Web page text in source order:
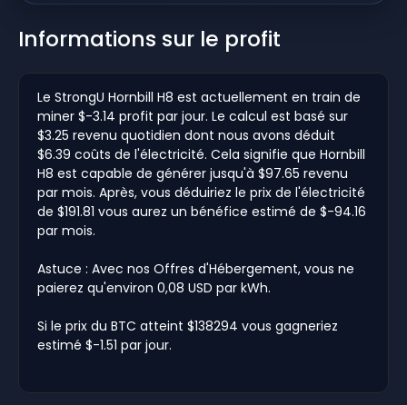
Informations sur le profit
Le StrongU Hornbill H8 est actuellement en train de
miner $-3.14 profit par jour. Le calcul est basé sur
$3.25 revenu quotidien dont nous avons déduit
$6.39 coûts de l'électricité. Cela signifie que Hornbill
H8 est capable de générer jusqu'à $97.65 revenu
par mois. Après, vous déduiriez le prix de l'électricité
de $191.81 vous aurez un bénéfice estimé de $-94.16
par mois.
Astuce : Avec nos Offres d'Hébergement, vous ne
paierez qu'environ 0,08 USD par kWh.
Si le prix du BTC atteint $138294 vous gagneriez
estimé $-1.51 par jour.